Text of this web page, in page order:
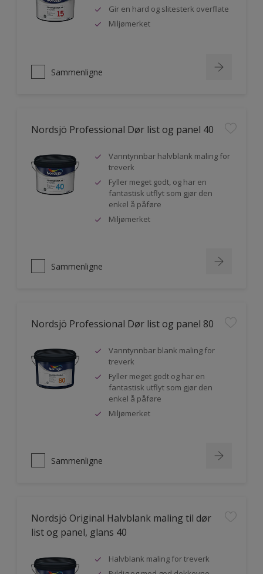
Gir en hard og slitesterk overflate
Miljømerket
Sammenligne
Nordsjö Professional Dør list og panel 40
Vanntynnbar halvblank maling for
treverk
Fyller meget godt, og har en
fantastisk utflyt som gjør den
enkel å påføre
Miljømerket
Sammenligne
Nordsjö Professional Dør list og panel 80
Vanntynnbar blank maling for
treverk
Fyller meget godt og har en
fantastisk utflyt som gjør den
enkel å påføre
Miljømerket
Sammenligne
Nordsjö Original Halvblank maling til dør
list og panel, glans 40
Halvblank maling for treverk